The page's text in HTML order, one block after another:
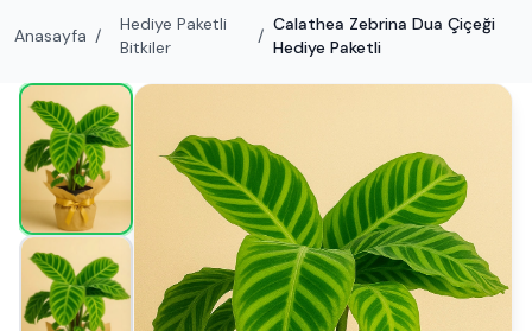
Anasayfa /
Hediye Paketli
Bitkiler
/
Calathea Zebrina Dua Çiçeği
Hediye Paketli